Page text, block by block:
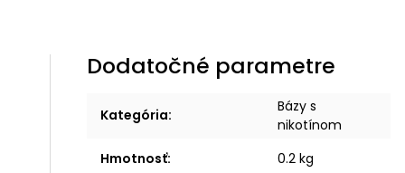
Dodatočné parametre
Kategória:
Bázy s
nikotínom
Hmotnosť: 0.2 kg